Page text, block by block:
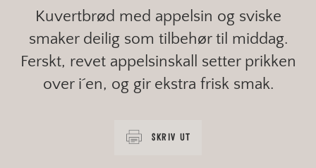
Kuvertbrød med appelsin og sviske
smaker deilig som tilbehør til middag.
Ferskt, revet appelsinskall setter prikken
over i´en, og gir ekstra frisk smak.
SKRIV UT